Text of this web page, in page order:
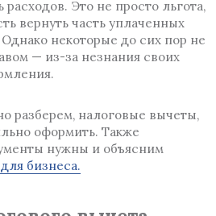
расходов. Это не просто льгота,
вернуть часть уплаченных
Однако некоторые до сих пор не
— из-за незнания своих
разберем, налоговые вычеты,
оформить. Также
нужны и объясним
бизнеса.